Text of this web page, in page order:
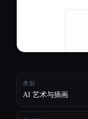
类别
AI 艺术与插画